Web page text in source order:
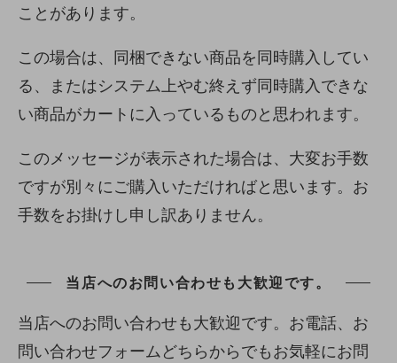
ことがあります。
この場合は、同梱できない商品を同時購入してい
る、またはシステム上やむ終えず同時購入できな
い商品がカートに入っているものと思われます。
このメッセージが表示された場合は、大変お手数
ですが別々にご購入いただければと思います。お
手数をお掛けし申し訳ありません。
当店へのお問い合わせも大歓迎です。
当店へのお問い合わせも大歓迎です。お電話、お
問い合わせフォームどちらからでもお気軽にお問